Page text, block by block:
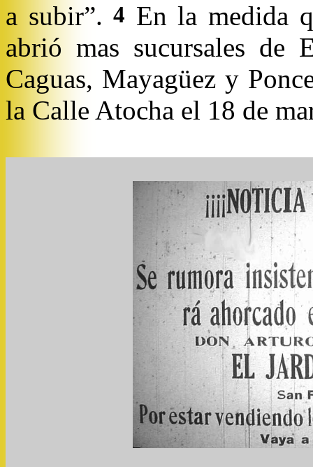
a subir”. 4 En la medida
abrió mas sucursales de
Caguas, Mayagüez y
la Calle Atocha el 18 de